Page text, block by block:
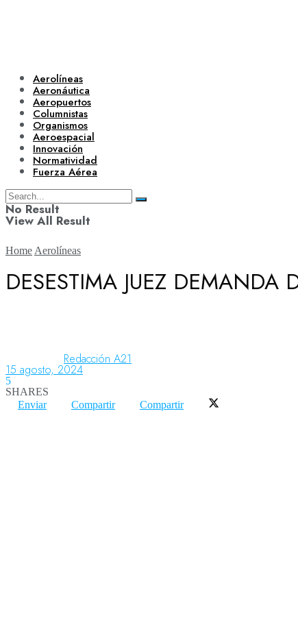
Aerolíneas
Aeronáutica
Aeropuertos
Columnistas
Organismos
Aeroespacial
Innovación
Normatividad
Fuerza Aérea
No Result
View All Result
Aeronáutica
Aeropuertos
Home Aerolíneas
DESESTIMA JUEZ DEMANDA
Redacción A21
15 agosto, 2024
5
SHARES
Enviar
Compartir Compartir